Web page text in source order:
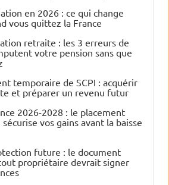
en 2026 : ce qui change
vous quittez la France
retraite : les 3 erreurs de
votre pension sans que
temporaire de SCPI : acquérir
et préparer un revenu futur
2026-2028 : le placement
vos gains avant la baisse
future : le document
propriétaire devrait signer